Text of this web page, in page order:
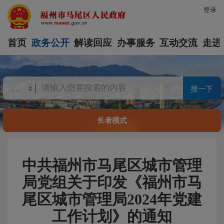
登录
首页 政务公开 解读回应 办事服务 互动交流 走进
搜一下
长者模式
中共福州市马尾区城市管理
局党组关于印发《福州市马
尾区城市管理局2024年党建
工作计划》的通知